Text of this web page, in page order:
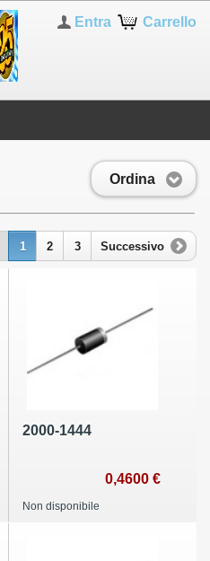
Carrello
Entra
Ordina
1 2 3 Successivo
2000-1444
0,4600 €
Non disponibile